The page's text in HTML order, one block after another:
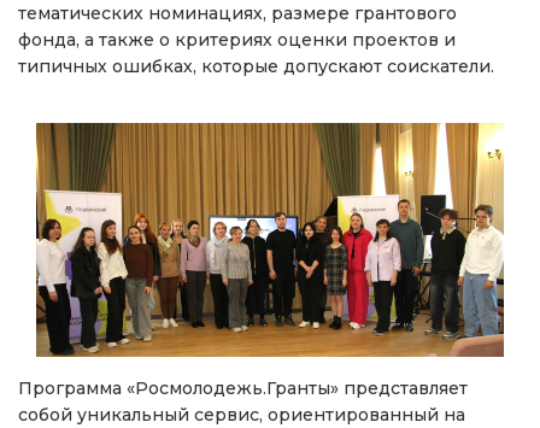
тематических номинациях, размере грантового
фонда, а также о критериях оценки проектов и
типичных ошибках, которые допускают соискатели.
Программа «Росмолодежь.Гранты» представляет
собой уникальный сервис, ориентированный на